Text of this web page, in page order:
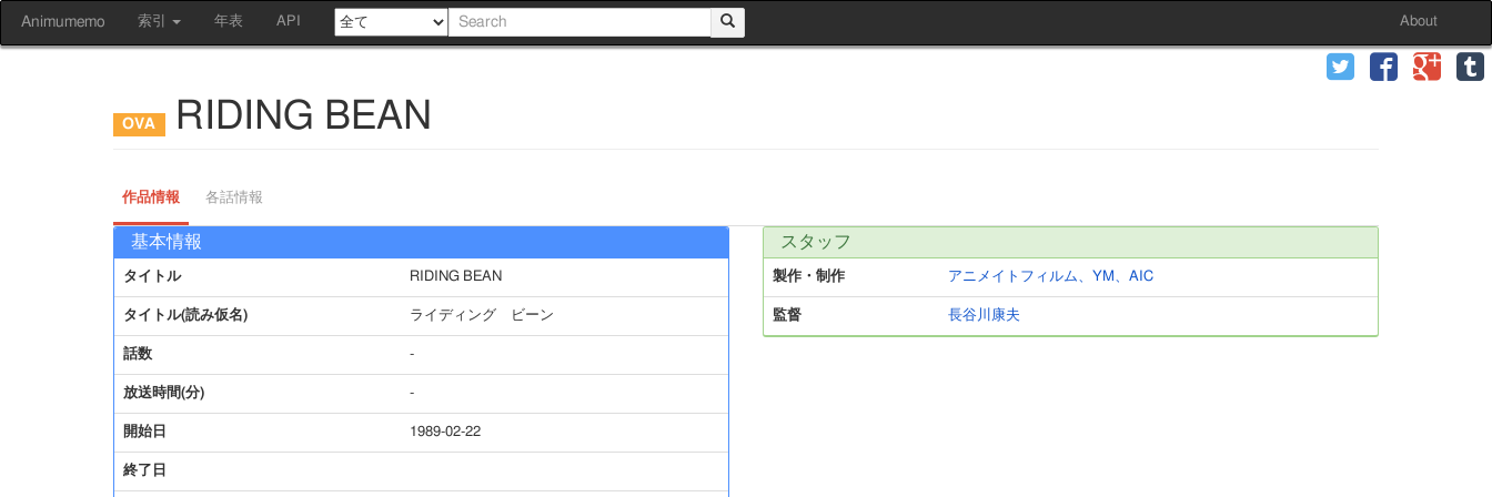
Animumemo 索引 年表 API About
RIDING BEAN
作品情報 各話情報
基本情報
タイトル RIDING BEAN
タイトル(読み仮名) ライディング ビーン
話数 -
放送時間(分) -
開始日 1989-02-22
終了日
スタッフ
製作・制作 アニメイトフィルム、YM、AIC
監督 長谷川康夫